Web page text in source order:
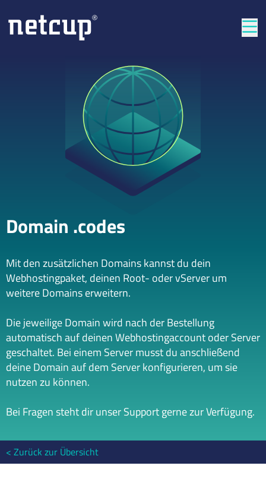
Domain .codes
Mit den zusätzlichen Domains kannst du dein
Webhostingpaket, deinen Root- oder vServer um
weitere Domains erweitern.
Die jeweilige Domain wird nach der Bestellung
automatisch auf deinen Webhostingaccount oder Server
geschaltet. Bei einem Server musst du anschließend
deine Domain auf dem Server konfigurieren, um sie
nutzen zu können.
Bei Fragen steht dir unser Support gerne zur Verfügung.
Zurück zur Übersicht